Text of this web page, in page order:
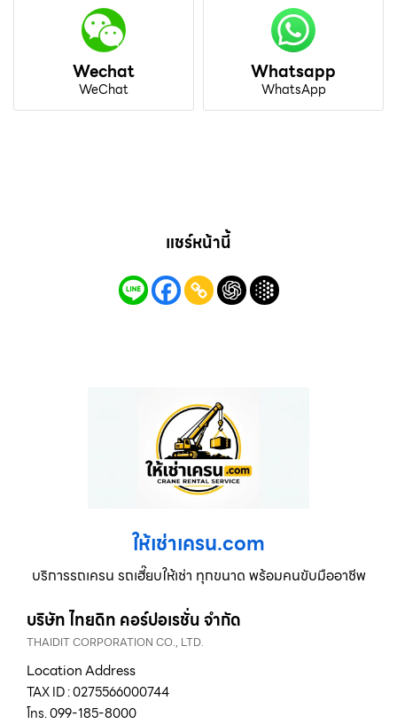
Wechat
WeChat
Whatsapp
WhatsApp
แชร์หน้านี้
ให้เช่าเครน.com
บริการรถเครน รถเฮี๊ยบให้เช่า ทุกขนาด พร้อมคนขับมืออาชีพ
บริษัท ไทยดิท คอร์ปอเรชั่น จำกัด
THAIDIT CORPORATION CO., LTD.
Location Address
TAX ID : 0275566000744
โทร. 099-185-8000